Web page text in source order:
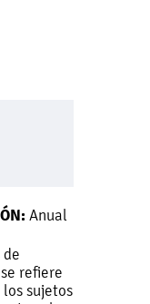
Anual
refiere
sujetos